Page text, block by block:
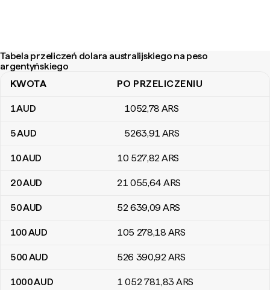
Tabela przeliczeń dolara australijskiego na peso
argentyńskiego
Tabela przeliczeń dolara australijskiego na peso argentyńskiego
KWOTA PO PRZELICZENIU
1AUD 1052,78 ARS
5AUD 5263,91 ARS
10AUD 10 527,82ARS
20AUD 21 055,64 ARS
50AUD 52 639,09 ARS
100AUD 105 278,18 ARS
500AUD 526 390,92ARS
1000AUD 1 052 781,83 ARS